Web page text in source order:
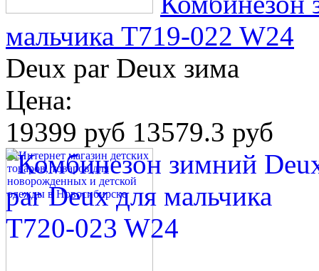
мальчика T719-022 W24
Deux par Deux зима
Цена:
19399 руб 13579.3 руб